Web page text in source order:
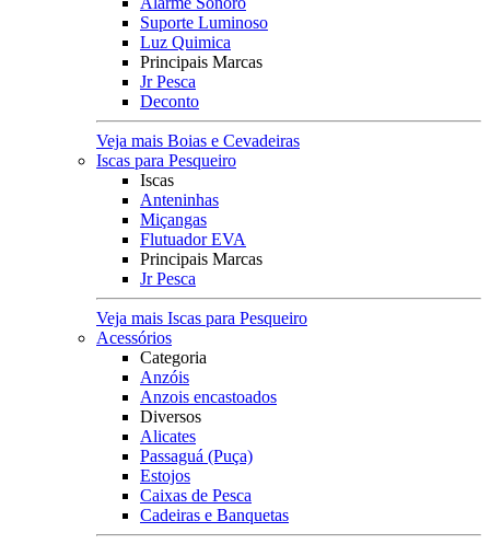
Suporte Luminoso
Luz Quimica
Principais Marcas
Jr Pesca
Deconto
Veja mais Boias e Cevadeiras
Iscas para Pesqueiro
Iscas
Anteninhas
Miçangas
Flutuador EVA
Principais Marcas
Jr Pesca
Veja mais Iscas para Pesqueiro
Acessórios
Categoria
Anzóis
Anzois encastoados
Diversos
Alicates
Passaguá (Puça)
Estojos
Caixas de Pesca
Cadeiras e Banquetas